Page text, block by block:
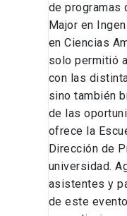
de programas
Major en
en Ciencias
solo permitió
con las
sino también
de las
ofrece la
Dirección de
universidad.
asistentes y
de este